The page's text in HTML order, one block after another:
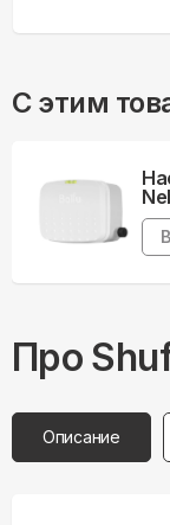
С этим
Про
Описание